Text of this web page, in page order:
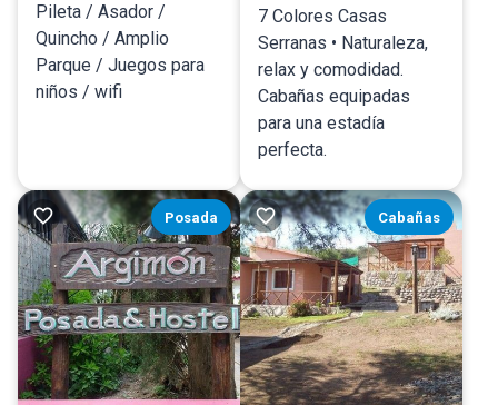
Pileta / Asador /
Quincho / Amplio
Parque / Juegos para
niños / wifi
7 Colores Casas
Serranas • Naturaleza,
relax y comodidad.
Cabañas equipadas
para una estadía
perfecta.
Posada Cabañas